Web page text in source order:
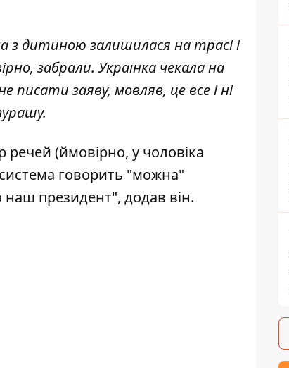
з дитиною залишилася на трасі і
забрали. Українка чекала на
писати заяву, мовляв, це все і ні
(ймовірно, у чоловіка
говорить "можна"
президент", додав він.